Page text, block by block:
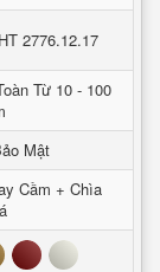
2776.12.17
Từ 10 - 100
Mật
Cầm + Chìa
Đỏ Trắng